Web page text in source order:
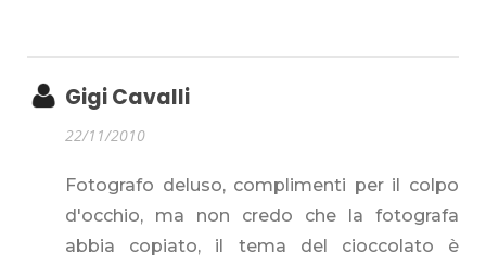
Gigi Cavalli
22/11/2010
Fotografo deluso, complimenti per il colpo
d'occhio, ma non credo che la fotografa
abbia copiato, il tema del cioccolato è